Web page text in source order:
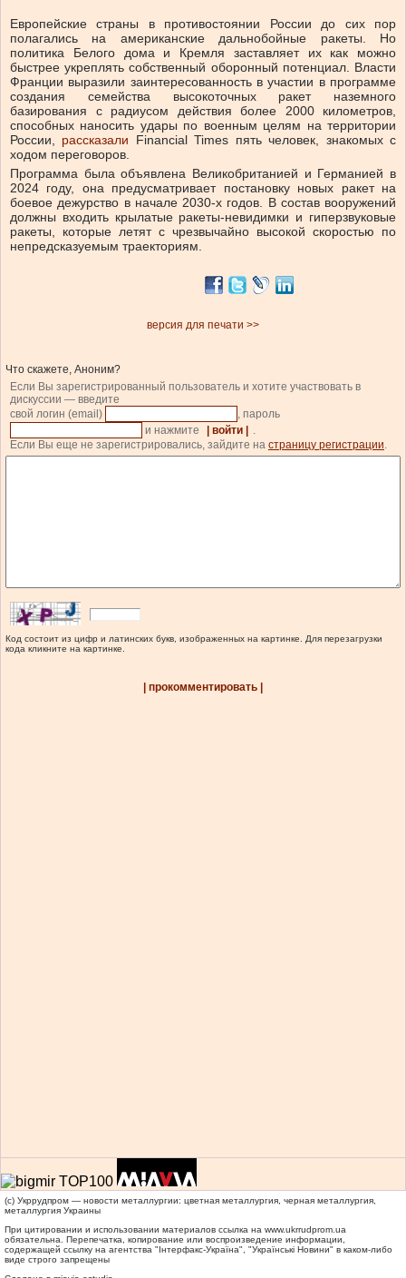
Европейские страны в противостоянии России до сих пор
полагались на американские дальнобойные ракеты. Но
политика Белого дома и Кремля заставляет их как можно
быстрее укреплять собственный оборонный потенциал. Власти
Франции выразили заинтересованность в участии в программе
создания семейства высокоточных ракет наземного
базирования с радиусом действия более 2000 километров,
способных наносить удары по военным целям на территории
России, рассказали Financial Times пять человек, знакомых с
ходом переговоров.
Программа была объявлена Великобританией и Германией в
2024 году, она предусматривает постановку новых ракет на
боевое дежурство в начале 2030-х годов. В состав вооружений
должны входить крылатые ракеты-невидимки и гиперзвуковые
ракеты, которые летят с чрезвычайно высокой скоростью по
непредсказуемым траекториям.
версия для печати >>
Что скажете, Аноним?
Если Вы зарегистрированный пользователь и хотите участвовать в
дискуссии — введите
свой логин (email)
, пароль
и нажмите
| войти |
.
Если Вы еще не зарегистрировались, зайдите на страницу регистрации.
Код состоит из цифр и латинских букв, изображенных на картинке. Для перезагрузки
кода кликните на картинке.
| прокомментировать |
(c) Укррудпром — новости металлургии: цветная металлургия, черная металлургия,
металлургия Украины
При цитировании и использовании материалов ссылка на www.ukrrudprom.ua
обязательна. Перепечатка, копирование или воспроизведение информации,
содержащей ссылку на агентства "Iнтерфакс-Україна", "Українськi Новини" в каком-либо
виде строго запрещены